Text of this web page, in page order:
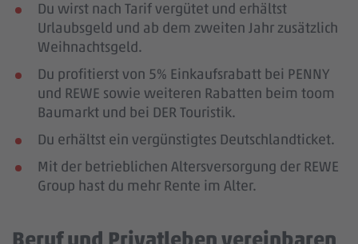
Du wirst nach Tarif vergütet und erhältst
Urlaubsgeld und ab dem zweiten Jahr zusätzlich
Weihnachtsgeld.
Du profitierst von 5% Einkaufsrabatt bei PENNY
und REWE sowie weiteren Rabatten beim toom
Baumarkt und bei DER Touristik.
Du erhältst ein vergünstigtes Deutschlandticket.
Mit der betrieblichen Altersversorgung der REWE
Group hast du mehr Rente im Alter.